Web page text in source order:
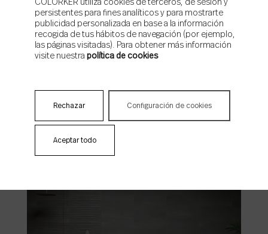
COLORKER utiliza cookies de terceros, de sesión y
persistentes para fines analíticos y para mostrarte
publicidad personalizada en base a la información
recogida de tus hábitos de navegación (por ejemplo,
las páginas visitadas). Para obtener más información
visite nuestra política de cookies
Aceptar todo
Rechazar Configuración de cookies